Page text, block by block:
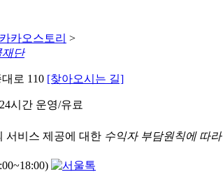
카카오스토리 >
재단
로 110 [찾아오시는 길]
시간 운영/유료
서비스 제공에 대한 수익자 부담원칙에 따라